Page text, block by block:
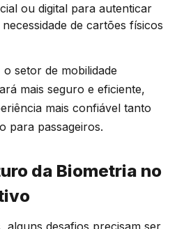
ou digital para autenticar
de cartões físicos
setor de mobilidade
mais seguro e eficiente,
mais confiável tanto
para passageiros.
da Biometria no
alguns desafios precisam ser